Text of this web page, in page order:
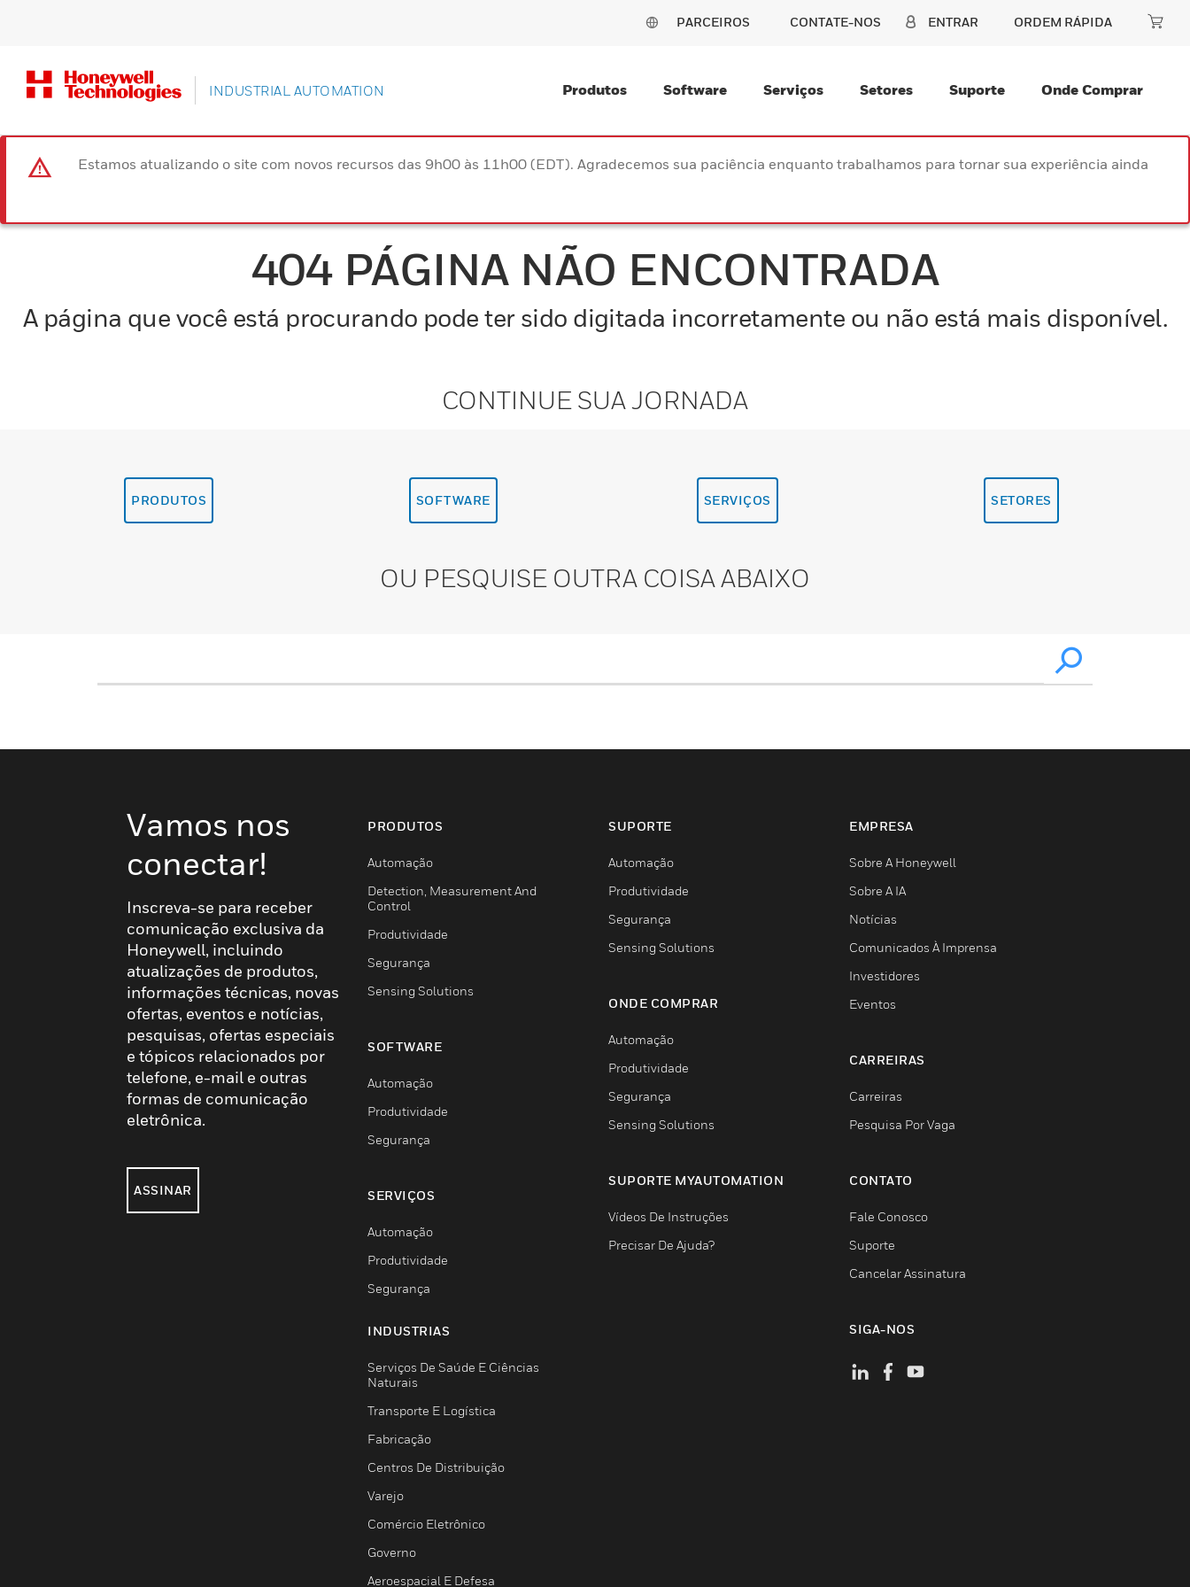
PARCEIROS CONTATE-NOS ENTRAR ORDEM RÁPIDA
INDUSTRIAL AUTOMATION Produtos Software Serviços Setores Suporte Onde Comprar
Estamos atualizando o site com novos recursos das 9h00 às 11h00 (EDT). Agradecemos sua paciência enquanto trabalhamos para tornar sua experiência ainda
404 PÁGINA NÃO ENCONTRADA
A página que você está procurando pode ter sido digitada incorretamente ou não está mais disponível.
CONTINUE SUA JORNADA
PRODUTOS SOFTWARE SERVIÇOS SETORES
OU PESQUISE OUTRA COISA ABAIXO
Vamos nos
conectar!
Inscreva-se para receber
comunicação exclusiva da
Honeywell, incluindo
atualizações de produtos,
informações técnicas, novas
ofertas, eventos e notícias,
pesquisas, ofertas especiais
e tópicos relacionados por
telefone, e-mail e outras
formas de comunicação
eletrônica.
ASSINAR
PRODUTOS
Automação
Detection, Measurement And
Control
Produtividade
Segurança
Sensing Solutions
SOFTWARE
Automação
Produtividade
Segurança
SERVIÇOS
Automação
Produtividade
Segurança
INDUSTRIAS
Serviços De Saúde E Ciências
Naturais
Transporte E Logística
Fabricação
Centros De Distribuição
Varejo
Comércio Eletrônico
Governo
Aeroespacial E Defesa
SUPORTE
Automação
Produtividade
Segurança
Sensing Solutions
ONDE COMPRAR
Automação
Produtividade
Segurança
Sensing Solutions
SUPORTE MYAUTOMATION
Vídeos De Instruções
Precisar De Ajuda?
EMPRESA
Sobre A Honeywell
Sobre A IA
Notícias
Comunicados À Imprensa
Investidores
Eventos
CARREIRAS
Carreiras
Pesquisa Por Vaga
CONTATO
Fale Conosco
Suporte
Cancelar Assinatura
SIGA-NOS